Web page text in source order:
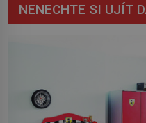
NENECHTE SI UJÍT